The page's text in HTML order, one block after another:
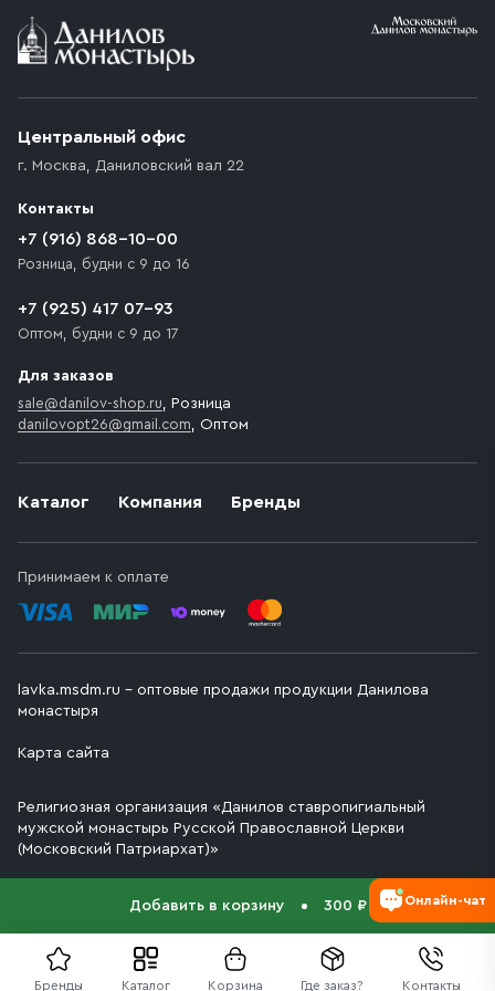
Бренды Каталог Корзина Где заказ? Контакты
Добавить в корзину 300 ₽
Условия доставки
возникают препятствия для подъезда автомобиля,
которое максимально близко к месту запланированной
движения. Если на территории места назначения
доставки предусмотрен платный въезд, то Покупателю
необходимо компенсировать стоимость въезда
Каталог Компания Бренды
Принимаем к оплате
Центральный офис
г. Москва, Даниловский вал 22
Контакты
+7 (916) 868-10-00
Розница, будни с 9 до 16
+7 (925) 417 07-93
Оптом, будни с 9 до 17
Для заказов
sale@danilov-shop.ru, Розница
danilovopt26@gmail.com, Оптом
lavka.msdm.ru – оптовые продажи продукции Данилова
монастыря
Карта сайта
Религиозная организация «Данилов ставропигиальный
мужской монастырь Русской Православной Церкви
(Московский Патриархат)»
Онлайн-чат